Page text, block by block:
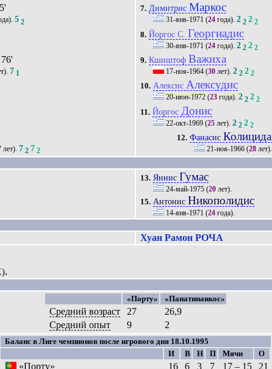
5 2
76'
7 1
лет). 7 2 7 2
7. Димитрис Маркос
31-янв-1971 (24 года).2 2 2 2
8. Йоргос С. Георгиадис
30-янв-1971 (24 года).2 2 2 2
9. Кшиштоф Важиха
17-ноя-1964 (30 лет).2 2 2 2
10. АлексисАлексудис
20-июн-1972 (23 года).2 2 2 2
11. Йоргос Донис
22-окт-1969 (25 лет).2 2 2 2
12. Фанасис
21-ноя-1966(28лет).
13. Яннис Гумас
24-май-1975 (20 лет).
15. Антонис Никополидис
14-янв-1971 (24 года).
Хуан Рамон РОЧА
«Порту»
«Панатинаикос»
Средний возраст 27
26,9
Средний опыт
9 2
Баланс в Лиге чемпионов после игрового дня 18.10.1995
И
В Н П Мячи О
«Порту» 16 6 3 7 17 – 15 21